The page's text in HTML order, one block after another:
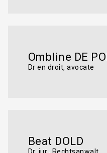
Ombline DE
Dr en droit, avocate
Beat DOLD